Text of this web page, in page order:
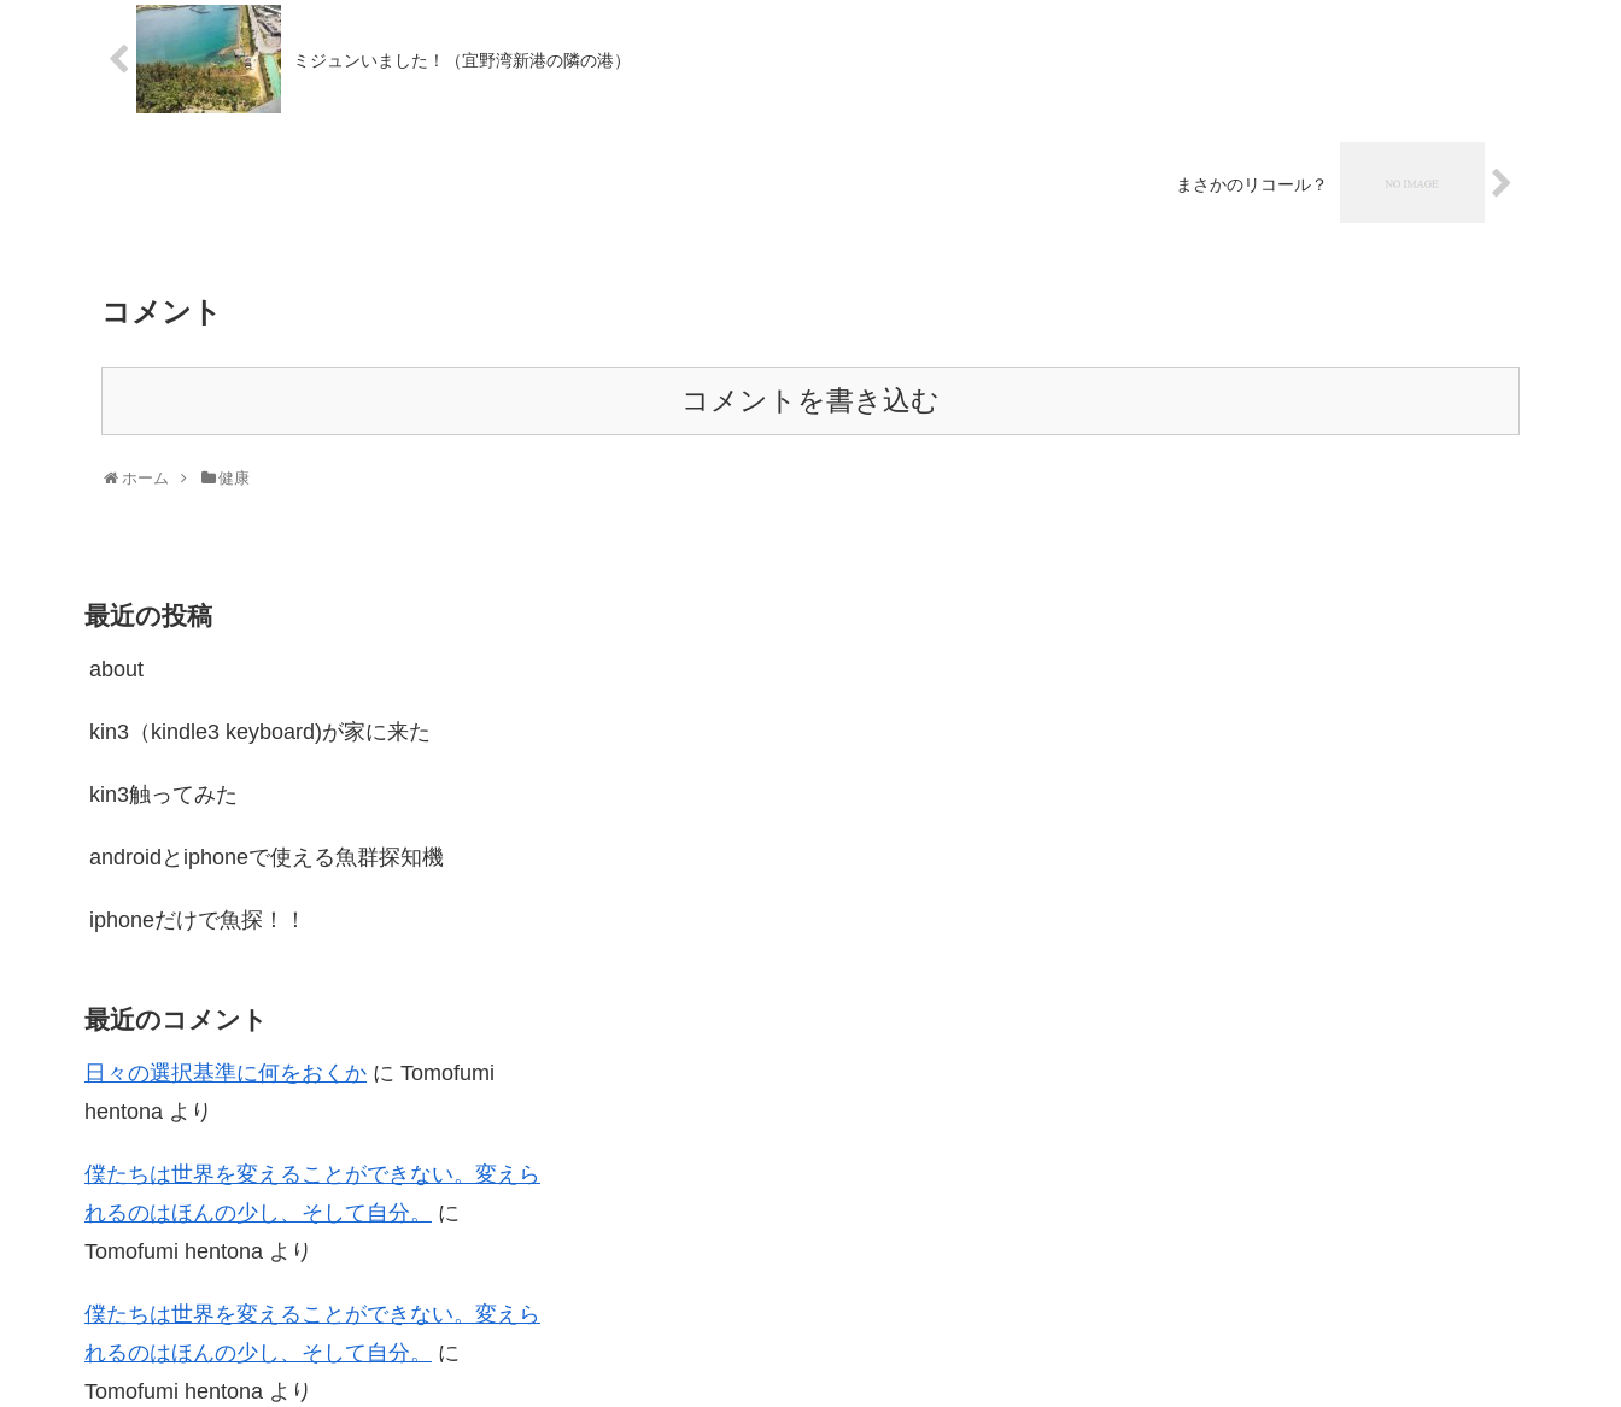
ミジュンいました！（宜野湾新港の隣の港）
まさかのリコール？
コメント
コメントを書き込む
ホーム 健康
最近の投稿
about
kin3（kindle3 keyboard)が家に来た
kin3触ってみた
androidとiphoneで使える魚群探知機
iphoneだけで魚探！！
最近のコメント
日々の選択基準に何をおくか に Tomofumi
hentona より
僕たちは世界を変えることができない。変えら
れるのはほんの少し、そして自分。
に
Tomofumi hentona より
僕たちは世界を変えることができない。変えら
れるのはほんの少し、そして自分。
に
Tomofumi hentona より